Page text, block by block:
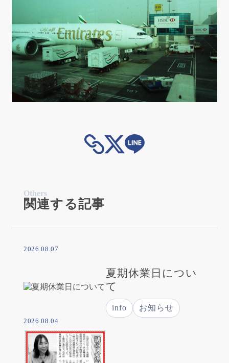
Others
関連する記事
2026.08.07
夏期休業日につい
て
info お知らせ
2026.08.04